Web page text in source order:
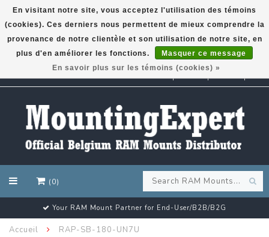
GARMIN GPS met een superkorting tot 50%? Klik hier!
(0)
Your RAM Mount Partner for End-User/B2B/B2G
Accueil RAP-SB-180-UN7U
En visitant notre site, vous acceptez l'utilisation des témoins
(cookies). Ces derniers nous permettent de mieux comprendre la
provenance de notre clientèle et son utilisation de notre site, en
plus d'en améliorer les fonctions.
Masquer ce message
En savoir plus sur les témoins (cookies) »